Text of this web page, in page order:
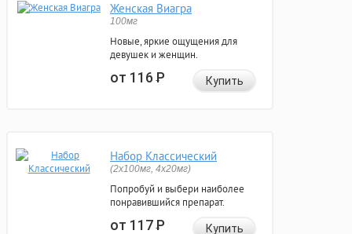
Женская Виагра
100мг
Новые, яркие ощущения для
девушек и женщин.
от 116Р Купить
Набор Классический
(2x100мг, 4x20мг)
Попробуй и выбери наиболее
понравившийся препарат.
от 117Р Купить